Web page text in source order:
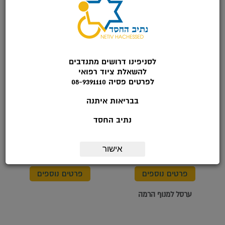
פרטים נוספים
עמוד אינפוזיה
פרטים נוספים
מנוף הרמה חשמלי
פרטים נוספים
ערסל למנוף הרמה
לסניפינו דרושים מתנדבים
להשאלת ציוד רפואי
לפרטים פסיה 08-9391110
בבריאות איתנה
נתיב החסד
אישור